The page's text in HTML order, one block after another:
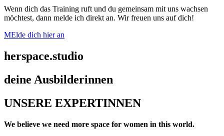
Wenn dich das Training ruft und du gemeinsam mit uns wachsen
möchtest, dann melde ich direkt an. Wir freuen uns auf dich!
MElde dich hier an
herspace.studio
deine Ausbilderinnen
UNSERE EXPERTINNEN
We believe we need more space for women in this world.